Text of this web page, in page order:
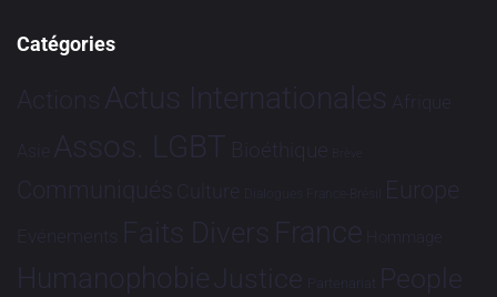
Catégories
Actions Actus Internationales Afrique
Asie Assos. LGBT Bioéthique Brève
Communiqués Culture Dialogues France-Brésil Europe
Evénements Faits Divers France Hommage
HumanophobieJustice Partenariat People